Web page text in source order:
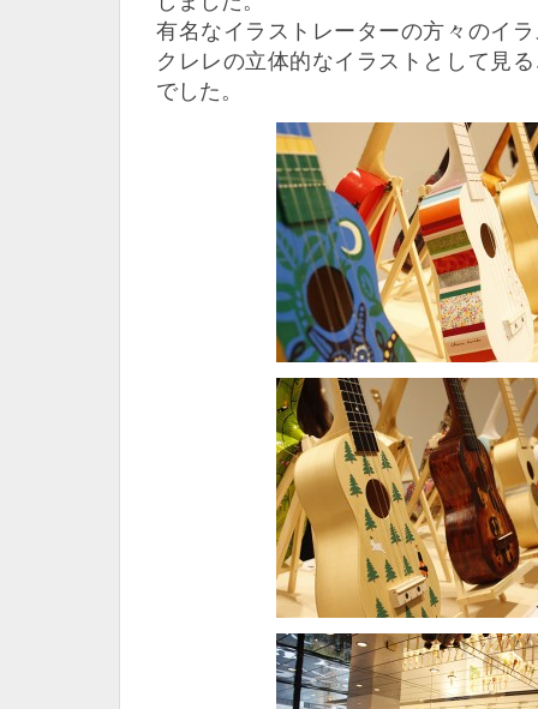
有名なイラストレーターの方々のイ
クレレの立体的なイラストとして見
でした。